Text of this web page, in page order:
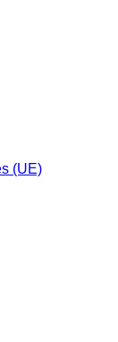
newsletter
(UE)